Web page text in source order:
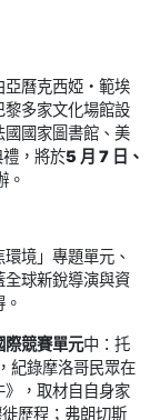
曆克西婭・範埃
黎多家文化場館設
國家圖書館、美
，將於5 月 7 日、
。
境」專題單元、
球新銳導演與資
際競賽單元中：托
紀錄摩洛哥民眾在
》，取材自自身家
歷程；弗朗切斯